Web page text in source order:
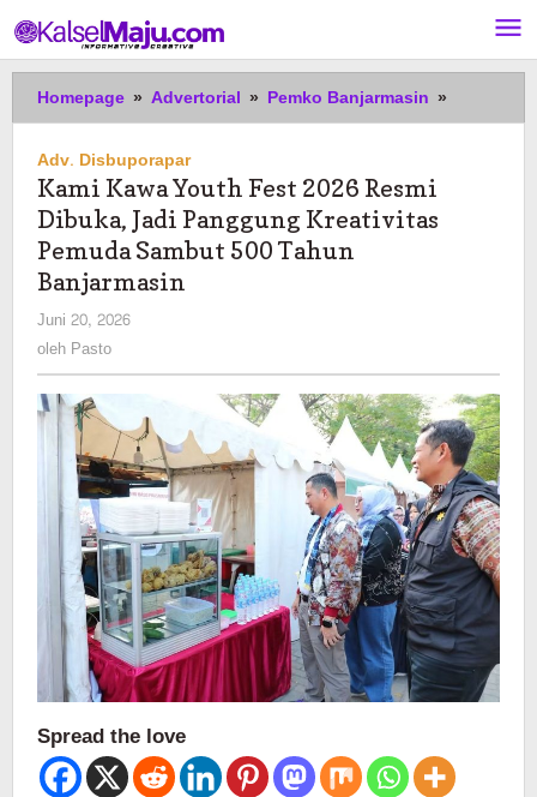
ke
konten
Homepage » Advertorial » Pemko Banjarmasin »
Kawa
Sambut
500
Tahun
Adv. Disbuporapar
Kami Kawa Youth Fest 2026 Resmi
Dibuka, Jadi Panggung Kreativitas
Pemuda Sambut 500 Tahun
Banjarmasin
Juni 20, 2026
oleh Pasto
Spread the love